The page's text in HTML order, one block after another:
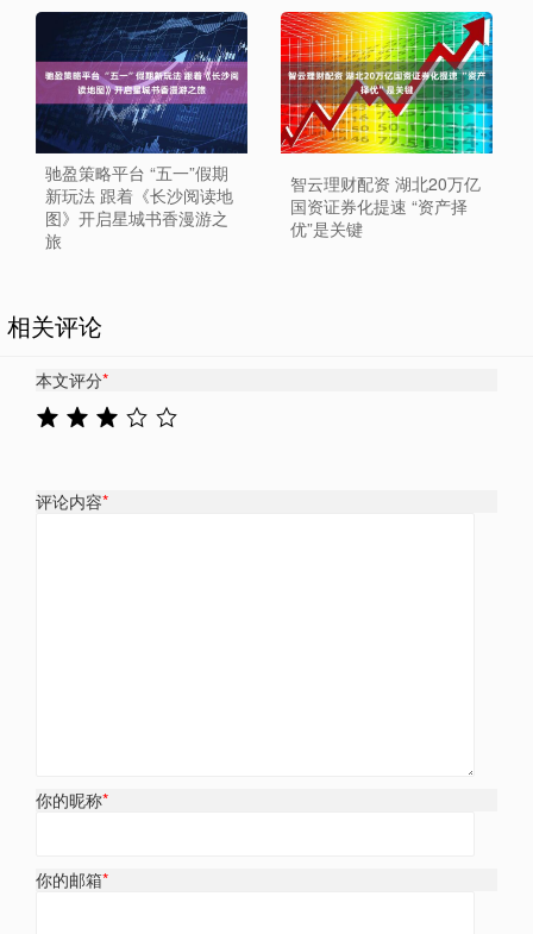
驰盈策略平台 “五一”假期
新玩法 跟着《长沙阅读地
图》开启星城书香漫游之
旅
智云理财配资 湖北20万亿
国资证券化提速 “资产择
优”是关键
相关评论
本文评分*
评论内容*
你的昵称*
你的邮箱*